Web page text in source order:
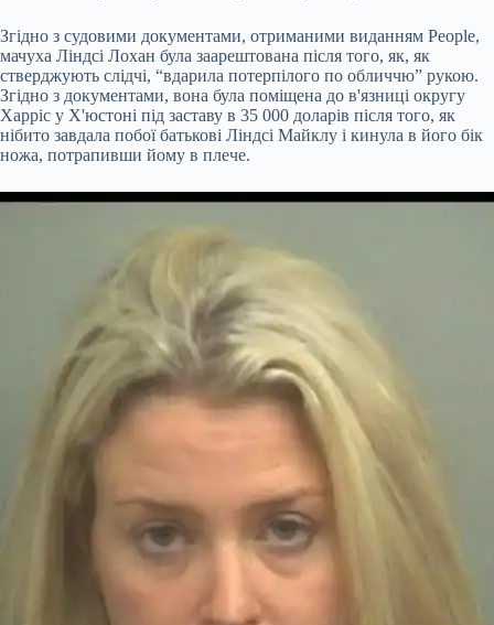
Згідно з судовими документами, отриманими виданням People,
мачуха Ліндсі Лохан була заарештована після того, як, як
стверджують слідчі, “вдарила потерпілого по обличчю” рукою.
Згідно з документами, вона була поміщена до в'язниці округу
Харріс у Х'юстоні під заставу в 35 000 доларів після того, як
нібито завдала побої батькові Ліндсі Майклу і кинула в його бік
ножа, потрапивши йому в плече.